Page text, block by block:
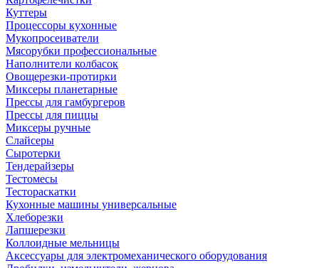
Куттеры
Процессоры кухонные
Мукопросеиватели
Мясорубки профессиональные
Наполнители колбасок
Овощерезки-протирки
Миксеры планетарные
Прессы для гамбургеров
Прессы для пиццы
Миксеры ручные
Слайсеры
Сыротерки
Тендерайзеры
Тестомесы
Тестораскатки
Кухонные машины универсальные
Хлеборезки
Лапшерезки
Коллоидные мельницы
Аксессуары для электромеханического оборудования